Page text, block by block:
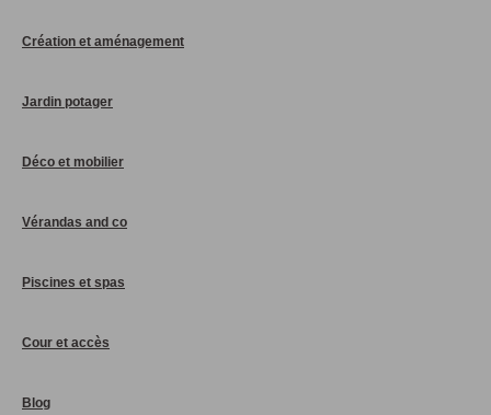
Création et aménagement
Jardin potager
Déco et mobilier
Vérandas and co
Piscines et spas
Cour et accès
Blog